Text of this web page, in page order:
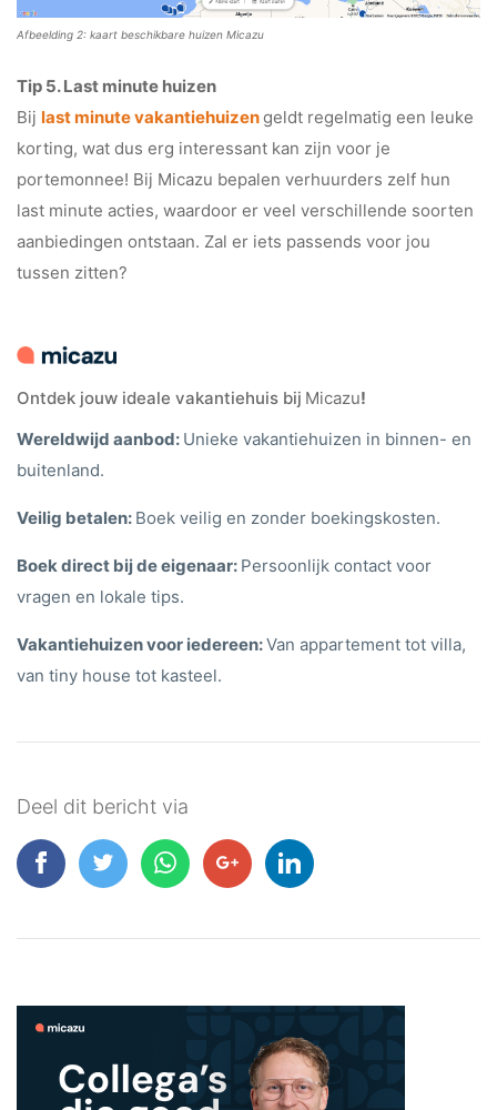
Afbeelding 2: kaart beschikbare huizen Micazu
Tip 5. Last minute huizen
Bij last minute vakantiehuizengeldt regelmatig een leuke
korting, wat dus erg interessant kan zijn voor je
portemonnee! Bij Micazu bepalen verhuurders zelf hun
last minute acties, waardoor er veel verschillende soorten
aanbiedingen ontstaan. Zal er iets passends voor jou
tussen zitten?
Ontdek jouw ideale vakantiehuis bij Micazu!
Wereldwijd aanbod: Unieke vakantiehuizen in binnen- en
buitenland.
Veilig betalen: Boek veilig en zonder boekingskosten.
Boek direct bij de eigenaar: Persoonlijk contact voor
vragen en lokale tips.
Vakantiehuizen voor iedereen:Van appartement tot villa,
van tiny house tot kasteel.
Deel dit bericht via